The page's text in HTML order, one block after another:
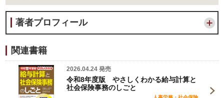
著者プロフィール
関連書籍
2026.04.24 発売
令和8年度版 やさしくわかる給与計算と
社会保険事務のしごと